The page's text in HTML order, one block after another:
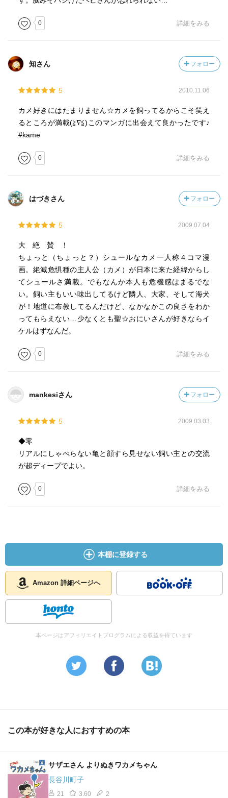
0 詳細をみる
知さん フォロー
5 2010.11.06
カメ好きにはたまりません☆カメを飼ってるからこそ笑え
るところが満載(≧∇≦)このマンガに出会えて良かったです♪
#kame
0 詳細をみる
はづきさん フォロー
5 2009.07.04
大 絶 賛 ！
ちょっと（ちょっと？）シュールなカメ一人称４コマ漫
画。絶滅危惧種の主人公（カメ）が日本に来た経緯からし
てシュールさ満載。でもなんか本人も危機感はまるでな
い。飼い主もいい味出してるけど隣人、大家、そして海犬
が！地道に布教してるんだけど、なかなかこの良さをわか
ってもらえない…少なくとも聖☆おにいさんが好きならイ
ケルはずなんだ。
0 詳細をみる
mankesiさん フォロー
5 2009.03.03
◆零
リアルにしゃべらない亀と顔すら見せない飼い主との交流
が超ディープでよい。
0 詳細をみる
本棚に登録する
Amazon 詳細ページへ
本ページはアフィリエイトプログラムによる収益を得ています
この本が好きな人におすすめの本
サザエさん よりぬきワカメちゃん
長谷川町子
21 3.60 2